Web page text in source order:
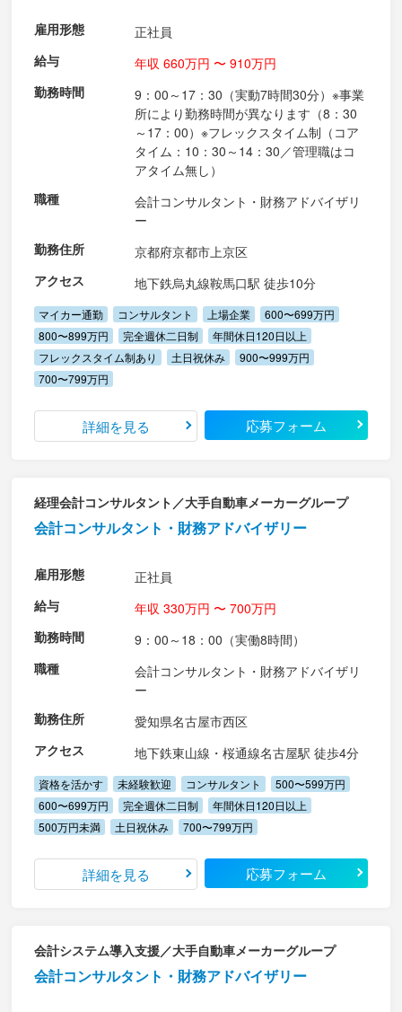
雇用形態
正社員
給与
年収 660万円 〜 910万円
勤務時間
9：00～17：30（実動7時間30分）※事業
所により勤務時間が異なります（8：30
～17：00）※フレックスタイム制（コア
タイム：10：30～14：30／管理職はコ
アタイム無し）
職種
会計コンサルタント・財務アドバイザリ
ー
勤務住所
京都府京都市上京区
アクセス
地下鉄烏丸線鞍馬口駅 徒歩10分
マイカー通勤 コンサルタント 上場企業
600〜699万円
800〜899万円
完全週休二日制
年間休日120日以上
フレックスタイム制あり
土日祝休み
900〜999万円
700〜799万円
詳細を見る 応募フォーム
経理会計コンサルタント／大手自動車メーカーグループ
会計コンサルタント・財務アドバイザリー
雇用形態
正社員
給与
年収 330万円 〜 700万円
勤務時間
9：00～18：00（実働8時間）
職種
会計コンサルタント・財務アドバイザリ
ー
勤務住所
愛知県名古屋市西区
アクセス
地下鉄東山線・桜通線名古屋駅 徒歩4分
資格を活かす 未経験歓迎 コンサルタント
500〜599万円
600〜699万円
完全週休二日制
年間休日120日以上
500万円未満
土日祝休み 700〜799万円
詳細を見る 応募フォーム
会計システム導入支援／大手自動車メーカーグループ
会計コンサルタント・財務アドバイザリー